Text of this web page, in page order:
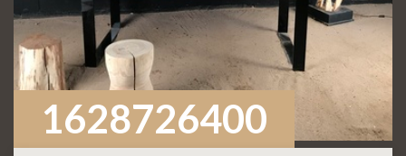
1628726400